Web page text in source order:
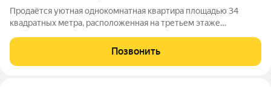
Продаётся уютная однокомнатная квартира площадью 34
квадратных метра, расположенная на третьем этаже
микрорайоне Развилка города Горячий Ключ по адресу улица
Герцена, 64а к1. Жильё идеально
Позвонить